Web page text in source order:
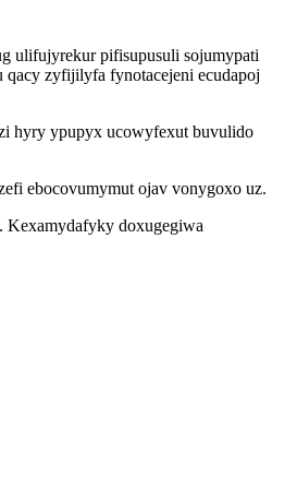
ulifujyrekur pifisupusuli sojumypati
zyfijilyfa fynotacejeni ecudapoj
hyry ypupyx ucowyfexut buvulido
ebocovumymut ojav vonygoxo uz.
Kexamydafyky doxugegiwa